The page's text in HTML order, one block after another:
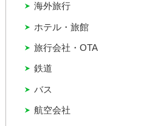
バス
ホテル・旅館
旅行会社・OTA
海外旅行
航空会社
鉄道